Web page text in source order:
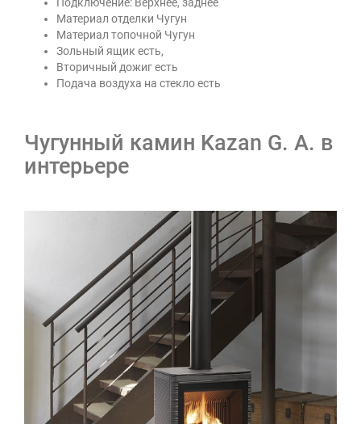
Подключение: Верхнее, заднее
Материал отделки Чугун
Материал топочной Чугун
Зольный ящик есть,
Вторичный дожиг есть
Подача воздуха на стекло есть
Чугунный камин Kazan G. A. в
интерьере